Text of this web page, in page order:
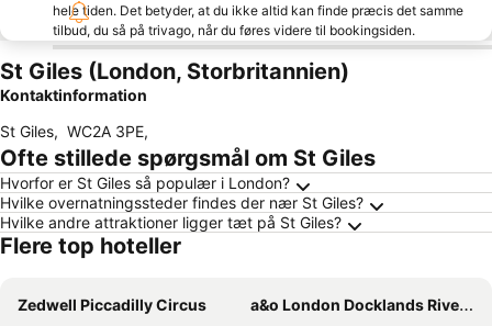
hele tiden. Det betyder, at du ikke altid kan finde præcis det samme
tilbud, du så på trivago, når du føres videre til bookingsiden.
St Giles (London, Storbritannien)
Kontaktinformation
St Giles, WC2A 3PE,
Ofte stillede spørgsmål om St Giles
Hvorfor er St Giles så populær i London?
Hvilke overnatningssteder findes der nær St Giles?
Hvilke andre attraktioner ligger tæt på St Giles?
Flere top hoteller
Zedwell Piccadilly Circus
a&o London Docklands Riverside